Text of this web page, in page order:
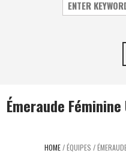
Émeraude Féminine
HOME/ÉQUIPES /